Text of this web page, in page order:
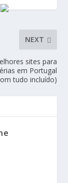
NEXT
sites para
em Portugal
tudo incluído)